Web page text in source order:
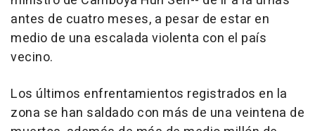
antes de cuatro meses, a pesar de estar en
medio de una escalada violenta con el país
vecino.
Los últimos enfrentamientos registrados en la
zona se han saldado con más de una veintena de